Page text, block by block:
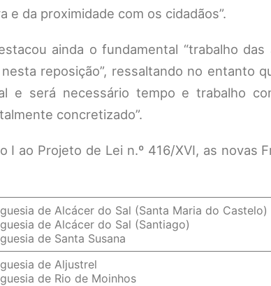
e da proximidade com os cidadãos”.
ainda o fundamental “trabalho
reposição”, ressaltando no entanto
e será necessário tempo e trabalho
concretizado”.
I ao Projeto de Lei n.º 416/XVI, as novas
de Alcácer do Sal (Santa Maria do Castelo)
de Alcácer do Sal (Santiago)
de Santa Susana
de Aljustrel
de Rio de Moinhos